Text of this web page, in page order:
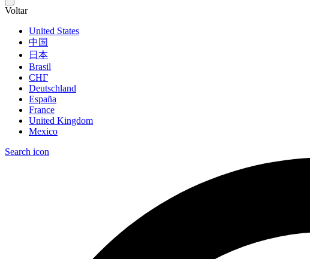
Voltar
United States
中国
日本
Brasil
СНГ
Deutschland
España
France
United Kingdom
Mexico
Search icon